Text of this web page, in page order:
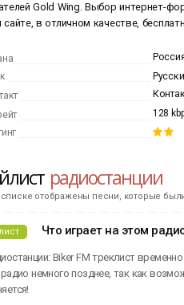
Gold Wing. Выбор интернет-
в отличном качестве,
128
радиостанции
списке отображены песни, которые
Что играет на этом
Biker FM треклист
радио немного позднее, так как